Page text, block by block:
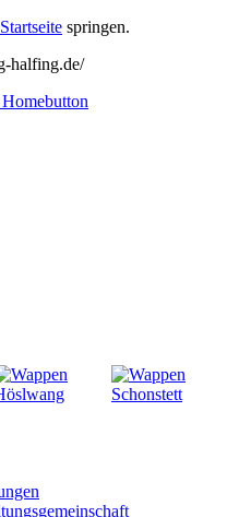
springen.
halfing.de/